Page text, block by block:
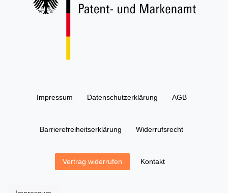
Impressum Daten­schutz­erklärung AGB
Barrierefreiheitserklärung Widerrufs­recht
Vertrag widerrufen Kontakt